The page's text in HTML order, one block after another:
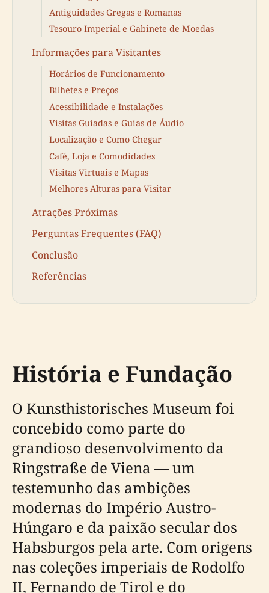
Antiguidades Gregas e Romanas
Tesouro Imperial e Gabinete de Moedas
Informações para Visitantes
Horários de Funcionamento
Bilhetes e Preços
Acessibilidade e Instalações
Visitas Guiadas e Guias de Áudio
Localização e Como Chegar
Café, Loja e Comodidades
Visitas Virtuais e Mapas
Melhores Alturas para Visitar
Atrações Próximas
Perguntas Frequentes (FAQ)
Conclusão
Referências
História e Fundação
O Kunsthistorisches Museum foi
concebido como parte do
grandioso desenvolvimento da
Ringstraße de Viena — um
testemunho das ambições
modernas do Império Austro-
Húngaro e da paixão secular dos
Habsburgos pela arte. Com origens
nas coleções imperiais de Rodolfo
II, Fernando de Tirol e do